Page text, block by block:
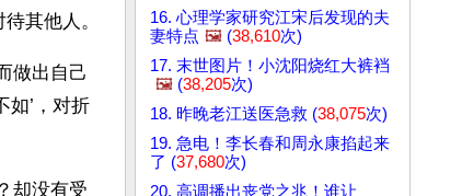
其他人。
做出自己
如’，对折
却没有受
16. 心理学家研究江宋后发现的夫
妻特点 🖼️ (38,610次)
17. 末世图片！小沈阳烧红大裤裆
🖼️ (38,205次)
18. 昨晚老江送医急救 (38,075次)
19. 急电！李长春和周永康掐起来
了 (37,680次)
20. 高调播出丧党之兆！谁让